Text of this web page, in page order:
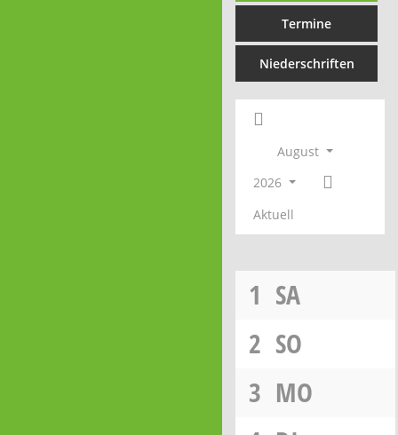
Termine
Niederschriften
August
2026
Aktuell
1 SA
2 SO
3 MO